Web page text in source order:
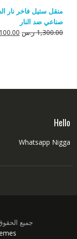
هو:
550.00 ر.س.
منقل ستيل فاخر نار
صناعي ضد النار
1,300.00 ر.س السعر
Hello
Whatsapp Nigga
جميع